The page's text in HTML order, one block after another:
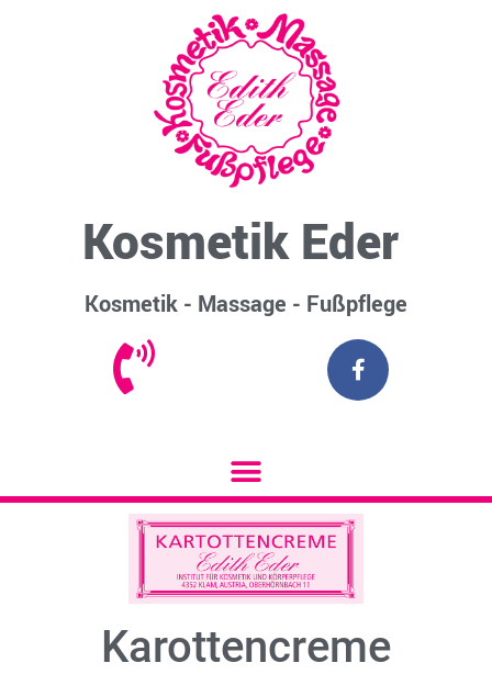
Kosmetik Eder
Kosmetik - Massage - Fußpflege
Karottencreme